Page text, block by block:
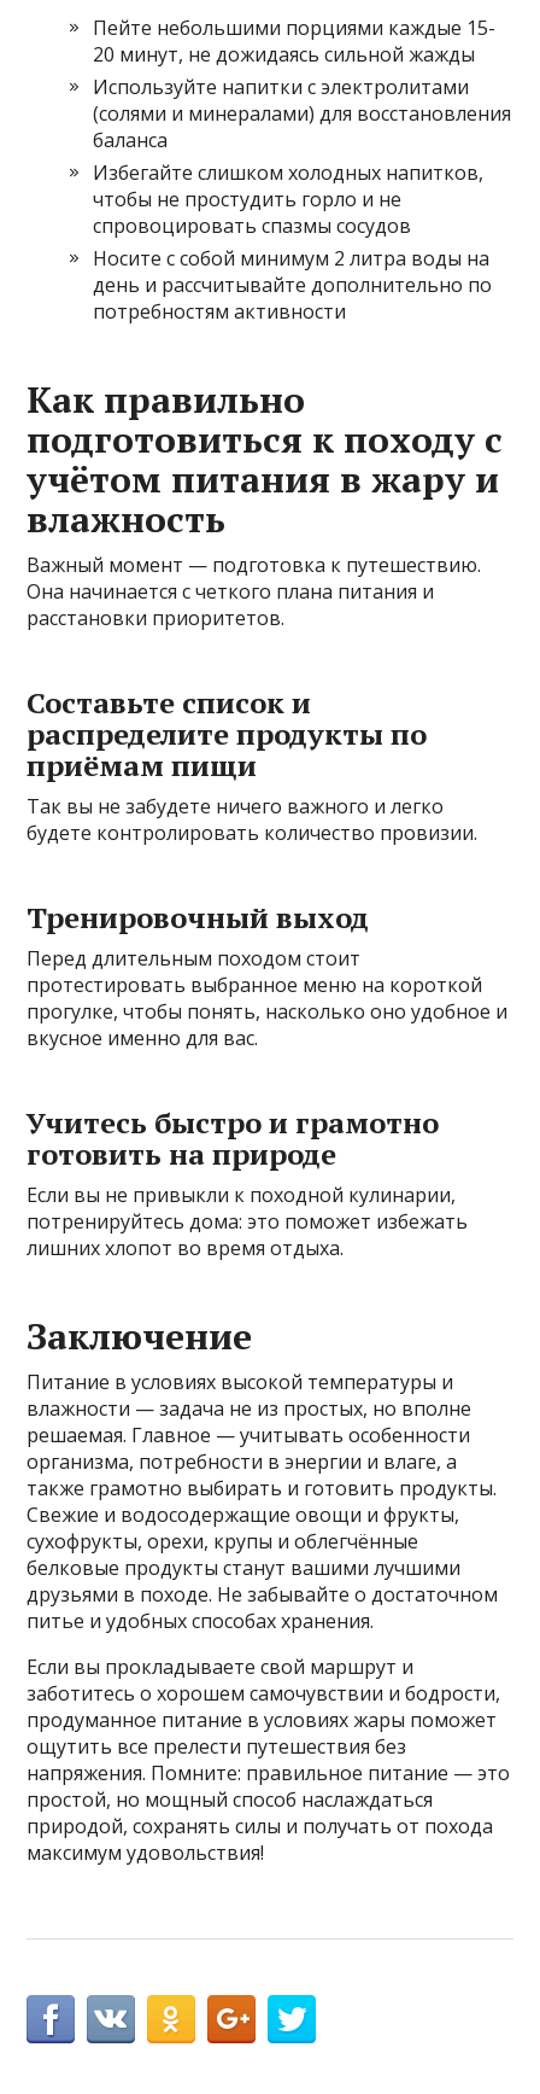
Пейте небольшими порциями каждые 15-
20 минут, не дожидаясь сильной жажды
Используйте напитки с электролитами
(солями и минералами) для восстановления
баланса
Избегайте слишком холодных напитков,
чтобы не простудить горло и не
спровоцировать спазмы сосудов
Носите с собой минимум 2 литра воды на
день и рассчитывайте дополнительно по
потребностям активности
Как правильно
подготовиться к походу с
учётом питания в жару и
влажность
Важный момент — подготовка к путешествию.
Она начинается с четкого плана питания и
расстановки приоритетов.
Составьте список и
распределите продукты по
приёмам пищи
Так вы не забудете ничего важного и легко
будете контролировать количество провизии.
Тренировочный выход
Перед длительным походом стоит
протестировать выбранное меню на короткой
прогулке, чтобы понять, насколько оно удобное и
вкусное именно для вас.
Учитесь быстро и грамотно
готовить на природе
Если вы не привыкли к походной кулинарии,
потренируйтесь дома: это поможет избежать
лишних хлопот во время отдыха.
Заключение
Питание в условиях высокой температуры и
влажности — задача не из простых, но вполне
решаемая. Главное — учитывать особенности
организма, потребности в энергии и влаге, а
также грамотно выбирать и готовить продукты.
Свежие и водосодержащие овощи и фрукты,
сухофрукты, орехи, крупы и облегчённые
белковые продукты станут вашими лучшими
друзьями в походе. Не забывайте о достаточном
питье и удобных способах хранения.
Если вы прокладываете свой маршрут и
заботитесь о хорошем самочувствии и бодрости,
продуманное питание в условиях жары поможет
ощутить все прелести путешествия без
напряжения. Помните: правильное питание — это
простой, но мощный способ наслаждаться
природой, сохранять силы и получать от похода
максимум удовольствия!